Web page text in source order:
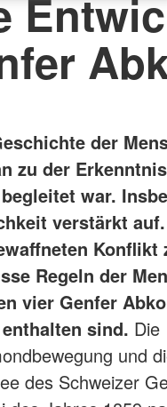
der
zu der
war.
verstärkt
Regeln der
vier Genfer
sind. Die
und
des Schweizer